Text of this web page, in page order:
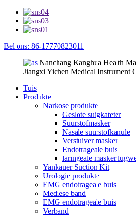
Bel ons: 86-17770823011
Nanchang Kanghua Health
Jiangxi Yichen Medical Instrument
Tuis
Produkte
Narkose produkte
Geslote suigkateter
Suurstofmasker
Nasale suurstofkanule
Verstuiver masker
Endotrageale buis
laringeale masker
Yankauer Suction Kit
Urologie produkte
EMG endotrageale buis
Mediese band
EMG endotrageale buis
Verband